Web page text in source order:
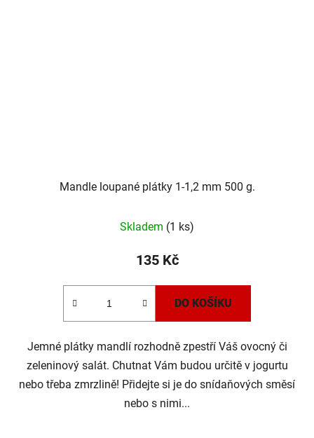
Mandle loupané plátky 1-1,2 mm 500 g.
Skladem (1 ks)
135 Kč
DO KOŠÍKU
Jemné plátky mandlí rozhodně zpestří Váš ovocný či
zeleninový salát. Chutnat Vám budou určitě v jogurtu
nebo třeba zmrzlině! Přidejte si je do snídaňových směsí
nebo s nimi...